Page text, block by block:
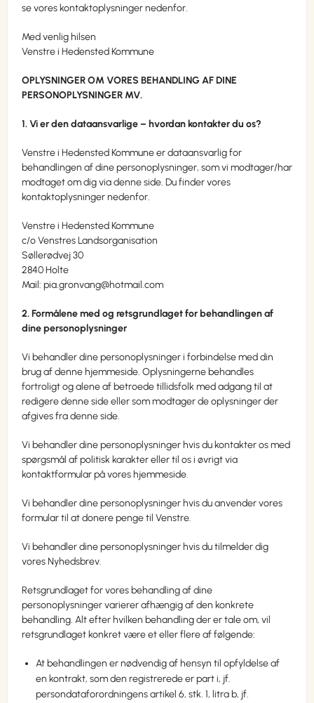
se vores kontaktoplysninger nedenfor.
Med venlig hilsen
Venstre i Hedensted Kommune
OPLYSNINGER OM VORES BEHANDLING AF DINE
PERSONOPLYSNINGER MV.
1. Vi er den dataansvarlige – hvordan kontakter du os?
Venstre i Hedensted Kommune er dataansvarlig for
behandlingen af dine personoplysninger, som vi modtager/har
modtaget om dig via denne side. Du finder vores
kontaktoplysninger nedenfor.
Venstre i Hedensted Kommune
c/o Venstres Landsorganisation
Søllerødvej 30
2840 Holte
Mail: pia.gronvang@hotmail.com
2. Formålene med og retsgrundlaget for behandlingen af
dine personoplysninger
Vi behandler dine personoplysninger i forbindelse med din
brug af denne hjemmeside. Oplysningerne behandles
fortroligt og alene af betroede tillidsfolk med adgang til at
redigere denne side eller som modtager de oplysninger der
afgives fra denne side.
Vi behandler dine personoplysninger hvis du kontakter os med
spørgsmål af politisk karakter eller til os i øvrigt via
kontaktformular på vores hjemmeside.
Vi behandler dine personoplysninger hvis du anvender vores
formular til at donere penge til Venstre.
Vi behandler dine personoplysninger hvis du tilmelder dig
vores Nyhedsbrev.
Retsgrundlaget for vores behandling af dine
personoplysninger varierer afhængig af den konkrete
behandling. Alt efter hvilken behandling der er tale om, vil
retsgrundlaget konkret være et eller flere af følgende:
At behandlingen er nødvendig af hensyn til opfyldelse af
en kontrakt, som den registrerede er part i, jf.
persondataforordningens artikel 6, stk. 1, litra b, jf.